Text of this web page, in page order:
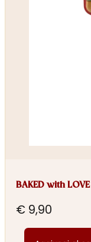
BAKED with
€ 9,90